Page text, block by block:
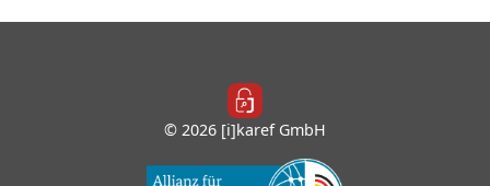
© 2026 [i]karef GmbH